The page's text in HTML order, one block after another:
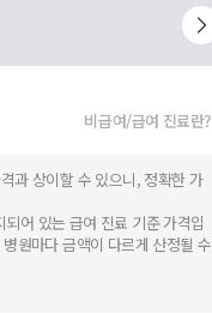
비급여/급여 진료란?
과 상이할 수 있으니, 정확한 가
되어 있는 급여 진료 기준 가격입
원마다 금액이 다르게 산정될 수